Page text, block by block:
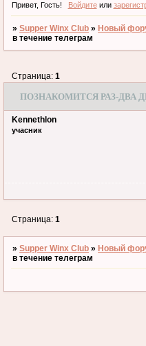
Привет, Гость! Войдитеили
»Supper Winx Club » Новый
в течение телеграм
ПОЗНАКОМИТСЯ РАЗ-ДВА
Страница:1
Kennethlon
учасник
Страница:1
»Supper Winx Club »Новый
в течение телеграм